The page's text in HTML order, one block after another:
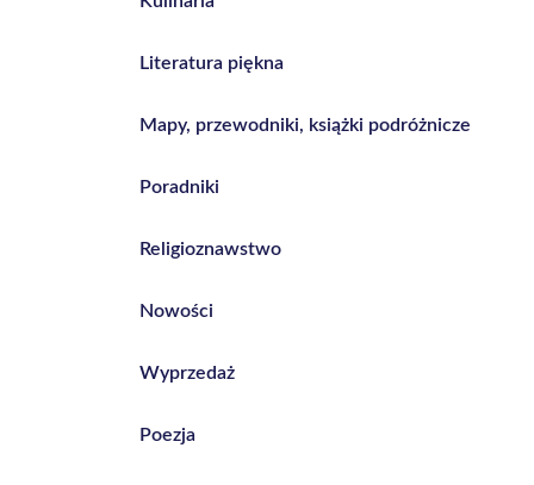
Literatura piękna
Mapy, przewodniki, książki podróżnicze
Poradniki
Religioznawstwo
Nowości
Wyprzedaż
Poezja